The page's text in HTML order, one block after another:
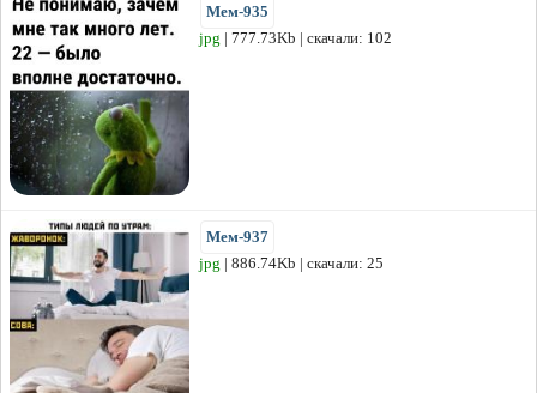
Мем-935
jpg | 777.73Kb | скачали: 102
Мем-937
jpg | 886.74Kb | скачали: 25